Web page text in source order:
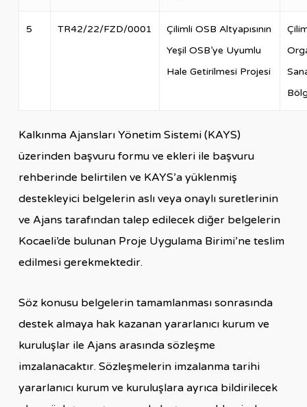
5 TR42/22/FZD/0001
Çilimli OSB Altyapısının
Yeşil OSB’ye Uyumlu
Hale Getirilmesi Projesi
Kalkınma Ajansları Yönetim Sistemi (KAYS)
üzerinden başvuru formu ve ekleri ile başvuru
rehberinde belirtilen ve KAYS’a yüklenmiş
destekleyici belgelerin aslı veya onaylı suretlerinin
ve Ajans tarafından talep edilecek diğer belgelerin
Kocaeli’de bulunan Proje Uygulama Birimi’ne teslim
edilmesi gerekmektedir.
Söz konusu belgelerin tamamlanması sonrasında
destek almaya hak kazanan yararlanıcı kurum ve
kuruluşlar ile Ajans arasında sözleşme
imzalanacaktır. Sözleşmelerin imzalanma tarihi
yararlanıcı kurum ve kuruluşlara ayrıca bildirilecek